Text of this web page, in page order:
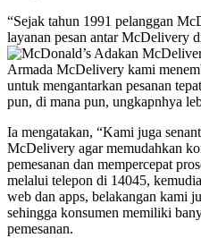
“Sejak tahun 1991 pelanggan
layanan pesan antar McDelivery
Armada McDelivery kami
untuk mengantarkan pesanan
pun, di mana pun, ungkapnhya
Ia mengatakan, “Kami juga
McDelivery agar memudahkan
pemesanan dan mempercepat
melalui telepon di 14045,
web dan apps, belakangan kami
sehingga konsumen memiliki
pemesanan.